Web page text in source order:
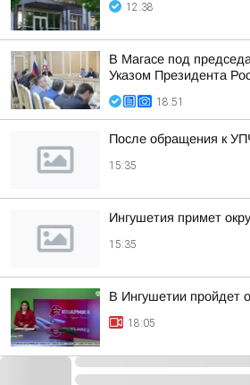
12:38
В Магасе под
Указом Президента
18:51
После обращения к
15:35
Ингушетия примет
15:35
В Ингушетии пройдет
18:05